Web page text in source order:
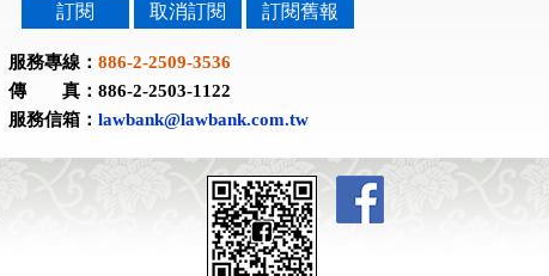
訂閱 取消訂閱 訂閱舊報
服務專線： 886-2-2509-3536
傳 真：886-2-2503-1122
服務信箱： lawbank@lawbank.com.tw